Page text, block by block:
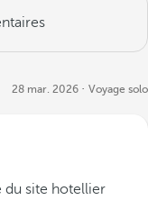
28 mar. 2026 Voyage solo
du site hotellier